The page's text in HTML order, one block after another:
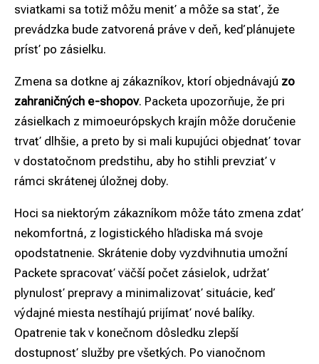
sviatkami sa totiž môžu meniť a môže sa stať, že
prevádzka bude zatvorená práve v deň, keď plánujete
prísť po zásielku.
Zmena sa dotkne aj zákazníkov, ktorí objednávajú zo
zahraničných e-shopov. Packeta upozorňuje, že pri
zásielkach z mimoeurópskych krajín môže doručenie
trvať dlhšie, a preto by si mali kupujúci objednať tovar
v dostatočnom predstihu, aby ho stihli prevziať v
rámci skrátenej úložnej doby.
Hoci sa niektorým zákazníkom môže táto zmena zdať
nekomfortná, z logistického hľadiska má svoje
opodstatnenie. Skrátenie doby vyzdvihnutia umožní
Packete spracovať väčší počet zásielok, udržať
plynulosť prepravy a minimalizovať situácie, keď
výdajné miesta nestíhajú prijímať nové balíky.
Opatrenie tak v konečnom dôsledku zlepší
dostupnosť služby pre všetkých. Po vianočnom